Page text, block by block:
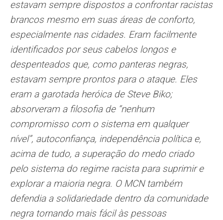
estavam sempre dispostos a confrontar racistas
brancos mesmo em suas áreas de conforto,
especialmente nas cidades. Eram facilmente
identificados por seus cabelos longos e
despenteados que, como panteras negras,
estavam sempre prontos para o ataque. Eles
eram a garotada heróica de Steve Biko;
absorveram a filosofia de “nenhum
compromisso com o sistema em qualquer
nível”, autoconfiança, independência política e,
acima de tudo, a superação do medo criado
pelo sistema do regime racista para suprimir e
explorar a maioria negra. O MCN também
defendia a solidariedade dentro da comunidade
negra tornando mais fácil às pessoas